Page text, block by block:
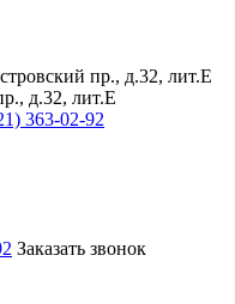
пр., д.32, лит.Е
д.32, лит.Е
363-02-92
Заказать звонок